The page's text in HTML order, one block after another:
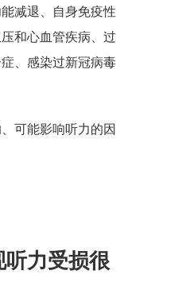
减退、自身免疫性
和心血管疾病、过
、感染过新冠病毒
可能影响听力的因
力受损很